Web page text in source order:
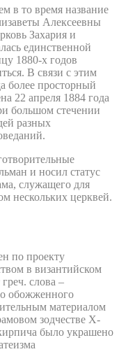
в то время название
Алексеевны
Захария и
единственной
1880-х годов
В связи с этим
более просторный
22 апреля 1884 года
большом стечении
разных
и носил статус
служащего для
нескольких церквей.
по проекту
в византийском
слова –
обожженного
материалом
зодчестве X-
было украшено